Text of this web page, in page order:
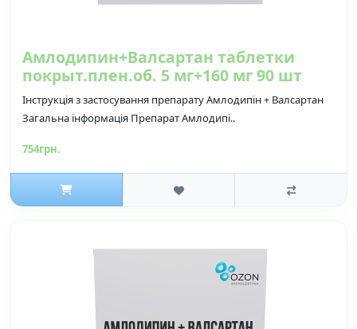
Амлодипин+Валсартан таблетки
покрыт.плен.об. 5 мг+160 мг 90 шт
Інструкція з застосування препарату Амлодипін + Валсартан
Загальна інформація Препарат Амлодипі..
754грн.